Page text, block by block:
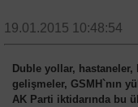
19.01.2015 10:48:54
Duble yollar,
gelişmeler, GSMH`nın
AK Parti iktidarında bu